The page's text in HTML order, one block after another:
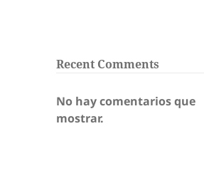
Recent Comments
No hay comentarios que
mostrar.